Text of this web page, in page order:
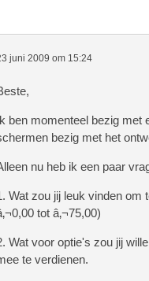
juni 2009 om 15:24
ben momenteel bezig met
bezig met het
nu heb ik een paar
Wat zou jij leuk vinden om
tot â‚¬75,00)
Wat voor optie's zou jij
te verdienen.